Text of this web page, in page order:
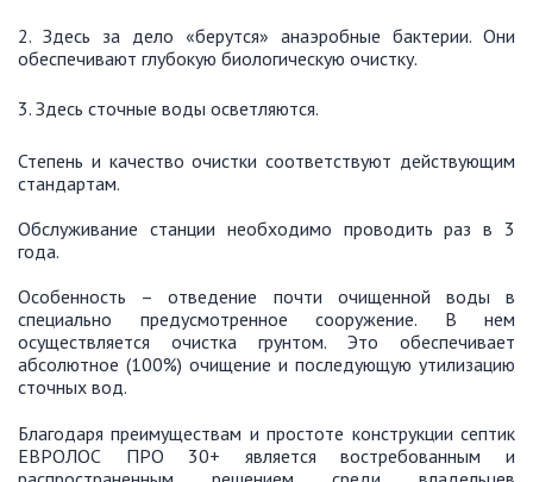
Здесь за дело «берутся» анаэробные бактерии. Они
обеспечивают глубокую биологическую очистку.
Здесь сточные воды осветляются.
Степень и качество очистки соответствуют действующим
стандартам.
Обслуживание станции необходимо проводить раз в 3
года.
Особенность – отведение почти очищенной воды в
специально предусмотренное сооружение. В нем
осуществляется очистка грунтом. Это обеспечивает
абсолютное (100%) очищение и последующую утилизацию
сточных вод.
Благодаря преимуществам и простоте конструкции септик
ЕВРОЛОС ПРО 30+ является востребованным и